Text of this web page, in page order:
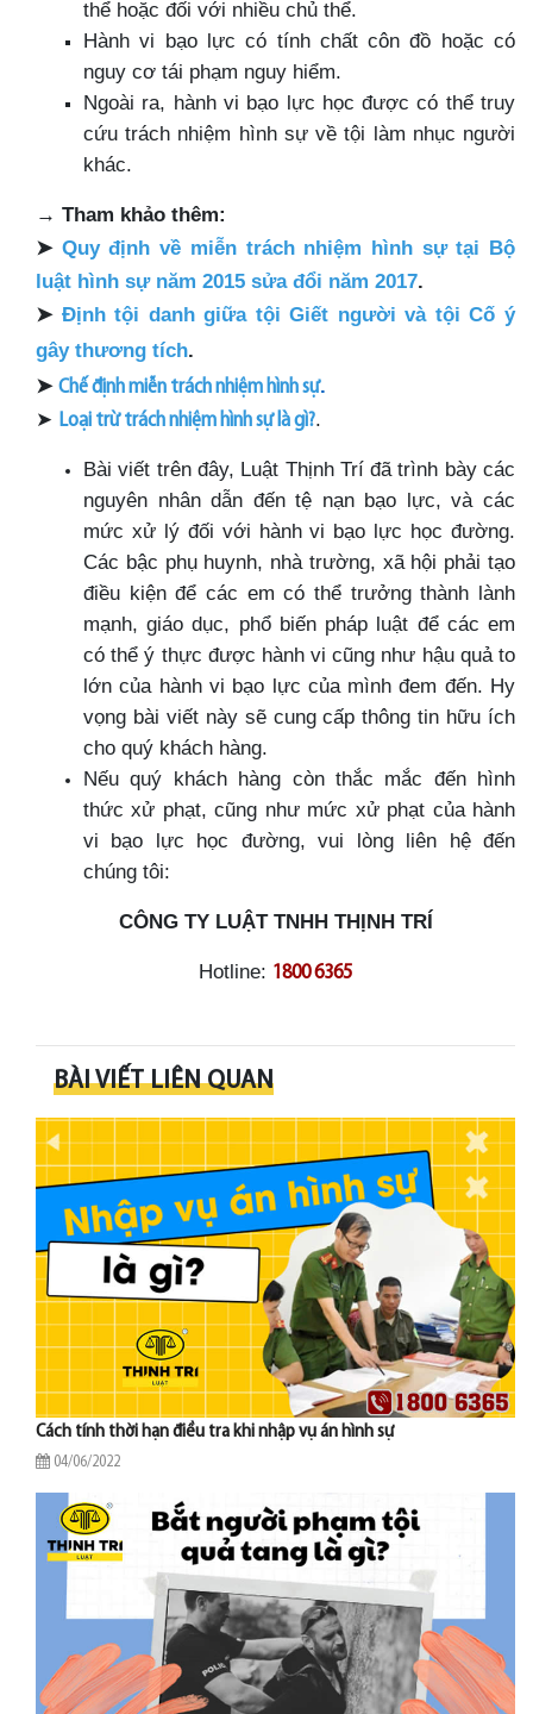
thể hoặc đối với nhiều chủ thể.
Hành vi bạo lực có tính chất côn đồ hoặc có
nguy cơ tái phạm nguy hiểm.
Ngoài ra, hành vi bạo lực học được có thể truy
cứu trách nhiệm hình sự về tội làm nhục người
khác.
→ Tham khảo thêm:
➤ Quy định về miễn trách nhiệm hình sự tại Bộ
luật hình sự năm 2015 sửa đổi năm 2017.
➤ Định tội danh giữa tội Giết người và tội Cố ý
gây thương tích.
➤ Chế định miễn trách nhiệm hình sự.
➤ Loại trừ trách nhiệm hình sự là gì?.
Bài viết trên đây, Luật Thịnh Trí đã trình bày các
nguyên nhân dẫn đến tệ nạn bạo lực, và các
mức xử lý đối với hành vi bạo lực học đường.
Các bậc phụ huynh, nhà trường, xã hội phải tạo
điều kiện để các em có thể trưởng thành lành
mạnh, giáo dục, phổ biến pháp luật để các em
có thể ý thực được hành vi cũng như hậu quả to
lớn của hành vi bạo lực của mình đem đến. Hy
vọng bài viết này sẽ cung cấp thông tin hữu ích
cho quý khách hàng.
Nếu quý khách hàng còn thắc mắc đến hình
thức xử phạt, cũng như mức xử phạt của hành
vi bạo lực học đường, vui lòng liên hệ đến
chúng tôi:
CÔNG TY LUẬT TNHH THỊNH TRÍ
Hotline: 1800 6365
BÀI VIẾT LIÊN QUAN
Cách tính thời hạn điều tra khi nhập vụ án hình sự
04/06/2022